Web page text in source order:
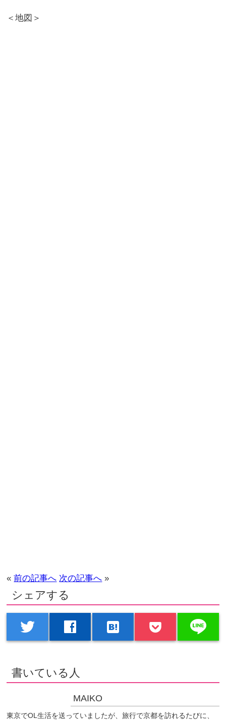
＜地図＞
«前の記事へ 次の記事へ »
シェアする
twitter facebook hatenabookmark line
書いている人
MAIKO
東京でOL生活を送っていましたが、旅行で京都を訪れるたびに、